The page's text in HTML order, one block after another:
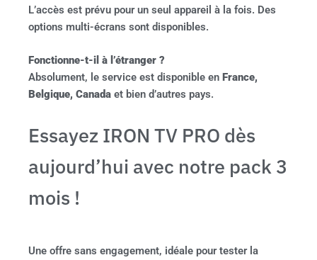
L’accès est prévu pour un seul appareil à la fois. Des
options multi-écrans sont disponibles.
Fonctionne-t-il à l’étranger ?
Absolument, le service est disponible en France,
Belgique, Canada et bien d’autres pays.
Essayez IRON TV PRO dès
aujourd’hui avec notre pack 3
mois !
Une offre sans engagement, idéale pour tester la